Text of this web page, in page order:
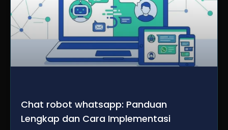
Chat robot whatsapp: Panduan
Lengkap dan Cara Implementasi